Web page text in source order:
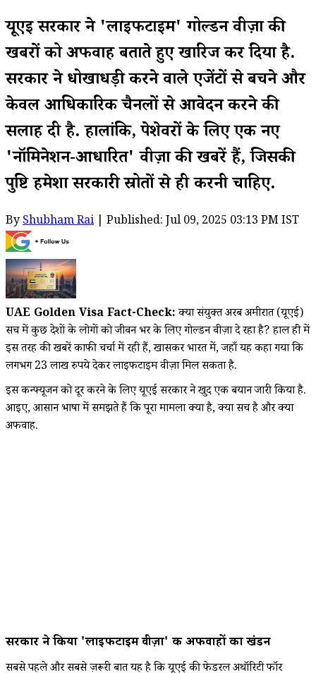
यूएई सरकार ने 'लाइफटाइम' गोल्डन वीज़ा की
खबरों को अफवाह बताते हुए खारिज कर दिया है.
सरकार ने धोखाधड़ी करने वाले एजेंटों से बचने और
केवल आधिकारिक चैनलों से आवेदन करने की
सलाह दी है. हालांकि, पेशेवरों के लिए एक नए
'नॉमिनेशन-आधारित' वीज़ा की खबरें हैं, जिसकी
पुष्टि हमेशा सरकारी स्रोतों से ही करनी चाहिए.
ByShubham Rai | Published: Jul 09, 2025 03:13 PM IST
UAE Golden Visa Fact-Check:क्या संयुक्त अरब अमीरात (यूएई)
सच में कुछ देशों के लोगों को जीवन भर के लिए गोल्डन वीज़ा दे रहा है? हाल ही में
इस तरह की खबरें काफी चर्चा में रही हैं, खासकर भारत में, जहाँ यह कहा गया कि
लगभग 23 लाख रुपये देकर लाइफटाइम वीज़ा मिल सकता है.
इस कन्फ्यूजन को दूर करने के लिए यूएई सरकार ने खुद एक बयान जारी किया है.
आइए, आसान भाषा में समझते हैं कि पूरा मामला क्या है, क्या सच है और क्या
अफवाह.
सरकार ने किया 'लाइफटाइम वीज़ा' की अफवाहों का खंडन
सबसे पहले और सबसे ज़रूरी बात यह है कि यूएई की फेडरल अथॉरिटी फॉर